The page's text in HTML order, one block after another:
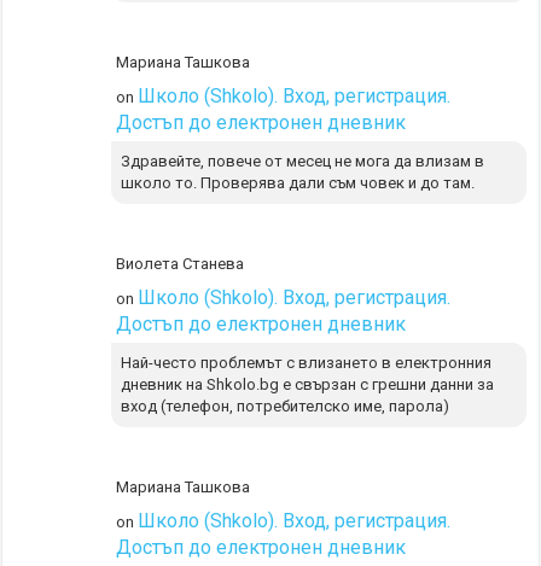
Мариана Ташкова
on Школо (Shkolo). Вход, регистрация.
Достъп до електронен дневник
Здравейте, повече от месец не мога да влизам в
школо то. Проверява дали съм човек и до там.
Виолета Станева
on Школо (Shkolo). Вход, регистрация.
Достъп до електронен дневник
Най-често проблемът с влизането в електронния
дневник на Shkolo.bg е свързан с грешни данни за
вход (телефон, потребителско име, парола)
Мариана Ташкова
on Школо (Shkolo). Вход, регистрация.
Достъп до електронен дневник